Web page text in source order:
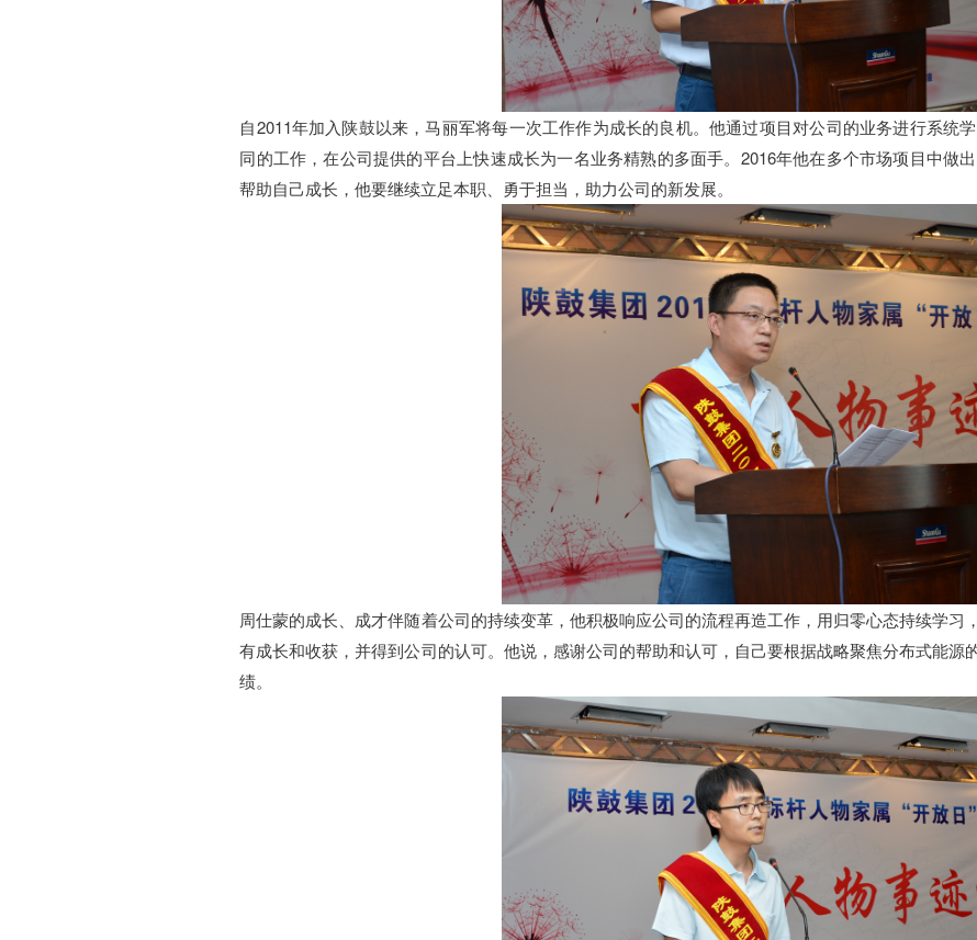
自2011年加入陕鼓以来，马丽军将每一次工作作为成长的良机。他通过项目对公司的业务进行系统
同的工作，在公司提供的平台上快速成长为一名业务精熟的多面手。2016年他在多个市场项目中做
帮助自己成长，他要继续立足本职、勇于担当，助力公司的新发展。
周仕蒙的成长、成才伴随着公司的持续变革，他积极响应公司的流程再造工作，用归零心态持续学
有成长和收获，并得到公司的认可。他说，感谢公司的帮助和认可，自己要根据战略聚焦分布式能
绩。